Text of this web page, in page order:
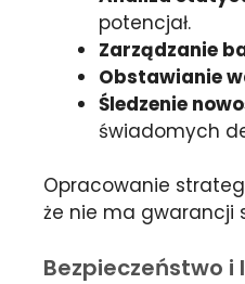
potencjał.
Zarządzanie
Obstawianie
Śledzenie
świadomych
Opracowanie
że nie ma gwarancji
Bezpieczeństwo